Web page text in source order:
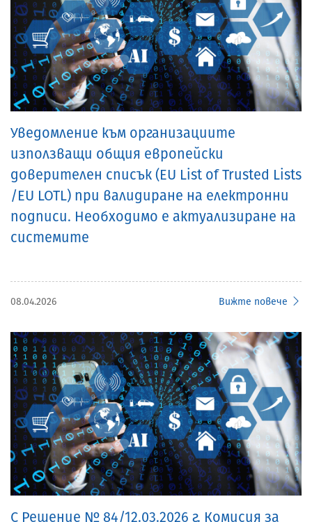
Уведомление към организациите
използващи общия европейски
доверителен списък (EU List of Trusted Lists
/EU LOTL) при валидиране на електронни
подписи. Необходимо е актуализиране на
системите
08.04.2026 Вижте повече
С Решение № 84/12.03.2026 г. Комисия за